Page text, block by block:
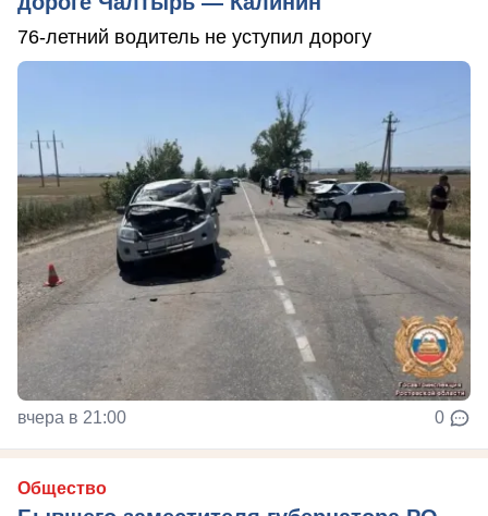
76-летний водитель не уступил дорогу
вчера в 21:00 0
Общество